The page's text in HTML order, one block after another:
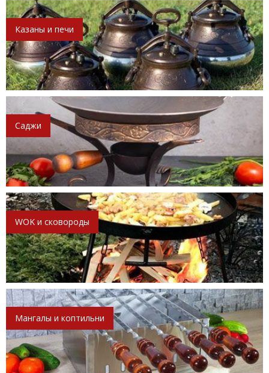
Казаны и печи
Саджи
WOK и сковороды
Мангалы и коптильни